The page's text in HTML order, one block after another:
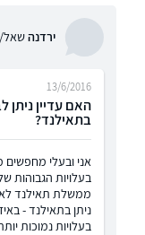
ירדנה
האם עדיין ניתן
בתאילנד?
13/6/2016
אני ובעלי
בעלויות הגבוהות
ממשלת תאילנד לא
ניתן בתאילנד -
בעלויות נמוכות